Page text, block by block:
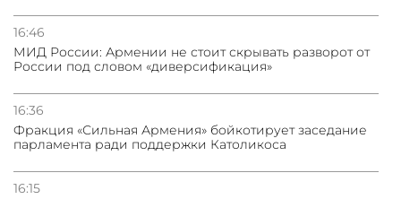
16:46
МИД России: Армении не стоит скрывать разворот от
России под словом «диверсификация»
16:36
Фракция «Сильная Армения» бойкотирует заседание
парламента ради поддержки Католикоса
16:15
31.07.2026
условии прекращения огня